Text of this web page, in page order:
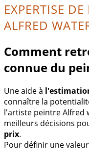
EXPERTISE
ALFRED
Comment
connue du
Une aide à
connaître la
l'artiste peintre Alfred
meilleurs décisions
prix.
Pour définir une